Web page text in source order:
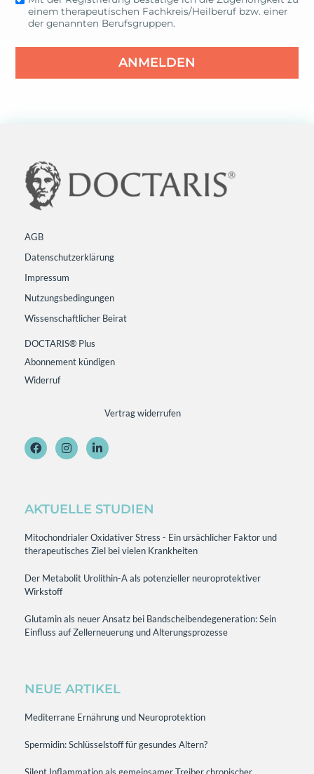
einem therapeutischen Fachkreis/Heilberuf bzw. einer
der genannten Berufsgruppen.
ANMELDEN
AGB
Datenschutzerklärung
Impressum
Nutzungsbedingungen
Wissenschaftlicher Beirat
DOCTARIS® Plus
Abonnement kündigen
Widerruf
Vertrag widerrufen
AKTUELLE STUDIEN
Mitochondrialer Oxidativer Stress - Ein ursächlicher Faktor und
therapeutisches Ziel bei vielen Krankheiten
Der Metabolit Urolithin-A als potenzieller neuroprotektiver
Wirkstoff
Glutamin als neuer Ansatz bei Bandscheibendegeneration: Sein
Einfluss auf Zellerneuerung und Alterungsprozesse
NEUE ARTIKEL
Mediterrane Ernährung und Neuroprotektion
Spermidin: Schlüsselstoff für gesundes Altern?